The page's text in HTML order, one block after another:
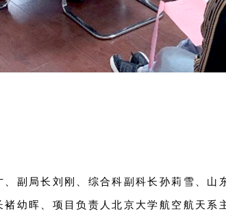
副局长刘刚、综合科副科长孙莉雪、山
幼晖、项目负责人北京大学航空航天系